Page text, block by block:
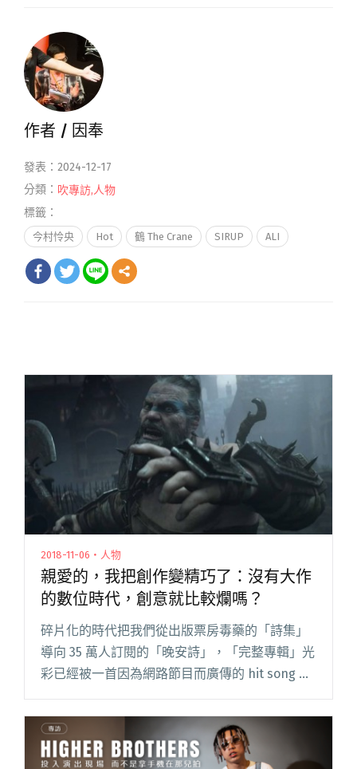
作者 / 因奉
發表：2024-12-17
分類： 吹專訪,人物
標籤：
今村怜央 Hot 鶴 The Crane SIRUP ALI
2018-11-06・人物
親愛的，我把創作變精巧了：沒有大作
的數位時代，創意就比較爛嗎？
碎片化的時代把我們從出版票房毒藥的「詩集」
導向 35 萬人訂閱的「晚安詩」，「完整專輯」光
彩已經被一首因為網路節目而廣傳的 hit song 取
而代之，快剩下只有作品集的功能，隔壁棚遊戲
產業的 mobile 化趨勢（聽到你們的哀嚎了的 Di
閱讀全文 "親愛的，我把創作變精巧了：沒有大
作的數位時代，創意就比較爛嗎？"